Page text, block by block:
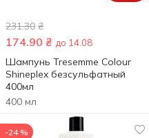
231.30 ₴
174.90 ₴ до 14.08
Шампунь Tresemme Colour
Shineplex безсульфатный
400мл
400 мл
-24 %